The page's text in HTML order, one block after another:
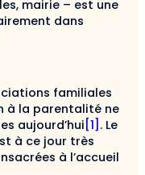
mairie – est une
dans
familiales
à la parentalité ne
aujourd’hui [1] . Le
à ce jour très
à l’accueil